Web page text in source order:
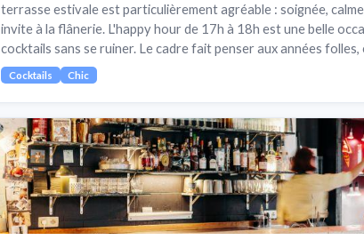
terrasse estivale est particulièrement agréable : soignée,
invite à la flânerie. L'happy hour de 17h à 18h est une belle
cocktails sans se ruiner. Le cadre fait penser aux années
Cocktails Chic